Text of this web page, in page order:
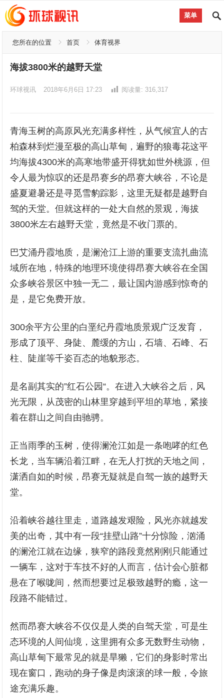
菜单
您所在的位置 首页 体育视界
海拔3800米的越野天堂
环球视讯 2018年6月6日 17:23 阅读量: 316,317
青海玉树的高原风光充满多样性，从气候宜人的古
柏森林到烂漫至极的高山草甸，遍野的狼毒花这平
均海拔4300米的高寒地带盛开得犹如世外桃源，但
令人最为惊叹的还是昂赛乡的昂赛大峡谷，不论是
盛夏避暑还是寻觅雪豹踪影，这里无疑都是越野自
驾的天堂。但就这样的一处大自然的景观，海拔
3800米左右越野天堂，竟然是不收门票的。
巴艾涌丹霞地质，是澜沧江上游的重要支流扎曲流
域所在地，特殊的地理环境使得昂赛大峡谷在全国
众多峡谷景区中独一无二，最让国内游感到惊奇的
是，是它免费开放。
300余平方公里的白垩纪丹霞地质景观广泛发育，
形成了顶平、身陡、麓缓的方山，石墙、石峰、石
柱、陡崖等千姿百态的地貌形态。
是名副其实的”红石公园“。在进入大峡谷之后，风
光无限，从茂密的山林里穿越到平坦的草地，紧接
着在群山之间自由驰骋。
正当雨季的玉树，使得澜沧江如是一条咆哮的红色
长龙，当车辆沿着江畔，在无人打扰的天地之间，
潇洒自如的时候，昂赛无疑就是自驾一族的越野天
堂。
沿着峡谷越往里走，道路越发艰险，风光亦就越发
美的出奇，其中有一段“挂壁山路”十分惊险，汹涌
的澜沧江就在边缘，狭窄的路段竟然刚刚只能通过
一辆车，这对于车技不好的人而言，估计会心脏都
悬在了喉咙间，然而想要过足极致越野的瘾，这一
段路不能错过。
然而昂赛大峡谷不仅仅是人类的自驾天堂，可是生
态环境的人间仙境，这里拥有众多无数野生动物，
高山草甸下最常见的就是旱獭，它们的身影时常出
现在窗口，跑动的身子像是肉滚滚的球一般，令旅
途充满乐趣。